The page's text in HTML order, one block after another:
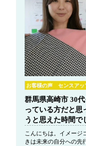
お客様の声 センスアッ
群馬県高崎市 30
っている方だと思
うと思えた時間で
こんにちは。イメージ
きは未来の自分への